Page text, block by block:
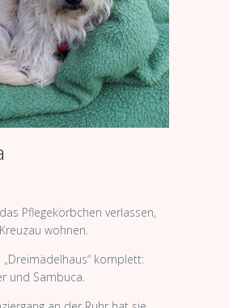
Pflegekörbchen verlassen,
wohnen.
komplett:
und Sambuca.